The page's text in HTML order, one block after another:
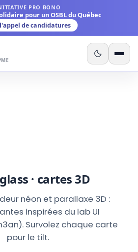
PRO BONO
pour un OSBL du Québec
de candidatures
· cartes 3D
néon et parallaxe 3D :
inspirées du lab UI
Survolez chaque carte
pour le tilt.